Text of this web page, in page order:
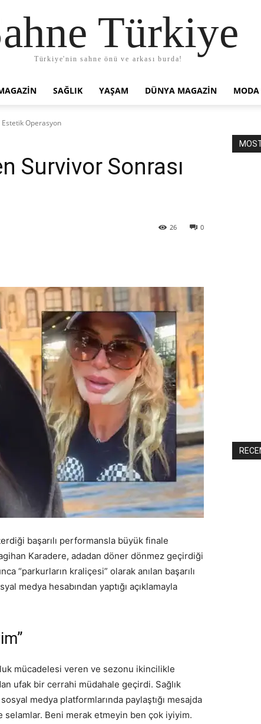
Türkiye
Türkiye'nin sahne önü ve arkası burda!
SAĞLIK YAŞAM DÜNYA MAGAZİN
Operasyon
Survivor Sonrası
0
26
başarılı performansla büyük finale
Karadere, adadan döner dönmez geçirdiği
“parkurların kraliçesi” olarak anılan başarılı
medya hesabından yaptığı açıklamayla
mücadelesi veren ve sezonu ikincilikle
ufak bir cerrahi müdahale geçirdi. Sağlık
medya platformlarında paylaştığı mesajda
Beni merak etmeyin ben çok iyiyim.